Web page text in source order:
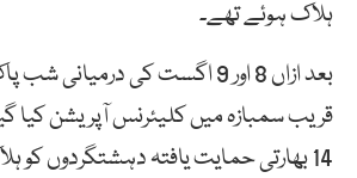
ہلاک ہوئے تھے۔
بعد ازاں 8 اور 9 اگست کی
قریب سمبازہ میں کلیئرنس آپریشن کیا
14 بھارتی حمایت یافتہ دہشتگردوں کو ہلاک کر دیا گیا۔